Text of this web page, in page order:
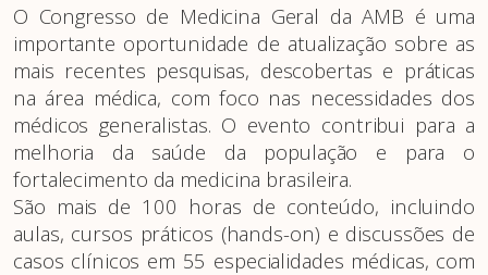
O Congresso de Medicina Geral da AMB é uma
importante oportunidade de atualização sobre as
mais recentes pesquisas, descobertas e práticas
na área médica, com foco nas necessidades dos
médicos generalistas. O evento contribui para a
melhoria da saúde da população e para o
fortalecimento da medicina brasileira.
São mais de 100 horas de conteúdo, incluindo
aulas, cursos práticos (hands-on) e discussões de
casos clínicos em 55 especialidades médicas, com